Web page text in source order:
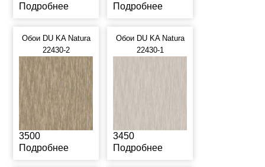
Подробнее
Подробнее
Обои DU KA Natura
22430-2
3500
Подробнее
Обои DU KA Natura
22430-1
3450
Подробнее